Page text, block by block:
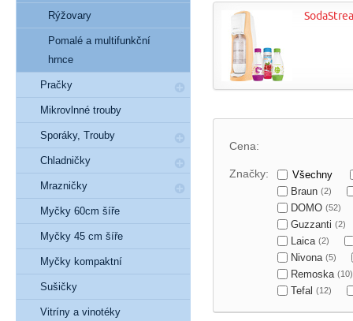
Cena:
Značky:
Všechny
Braun (2)
DOMO (52)
Guzzanti (2)
Laica (2)
Nivona (5)
Remoska (10)
Tefal (12)
Rýžovary
Pomalé a multifunkční
hrnce
Pračky
Mikrovlnné trouby
Sporáky, Trouby
Chladničky
Mrazničky
Myčky 60cm šíře
Myčky 45 cm šíře
Myčky kompaktní
Sušičky
Vitríny a vinotéky